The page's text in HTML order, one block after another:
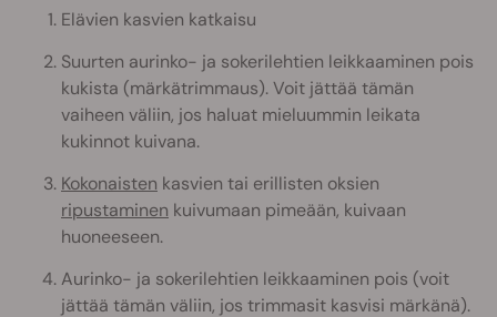
Elävien kasvien katkaisu
Suurten aurinko- ja sokerilehtien leikkaaminen pois
kukista (märkätrimmaus). Voit jättää tämän
vaiheen väliin, jos haluat mieluummin leikata
kukinnot kuivana.
Kokonaisten kasvien tai erillisten oksien
ripustaminen kuivumaan pimeään, kuivaan
huoneeseen.
Aurinko- ja sokerilehtien leikkaaminen pois (voit
jättää tämän väliin, jos trimmasit kasvisi märkänä).